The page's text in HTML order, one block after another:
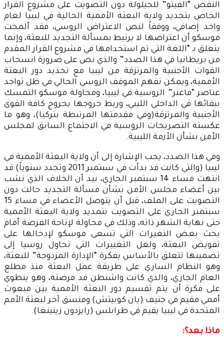
النقض “الفيتو” للحيلولة دون التصويت على مشروع القرار
الخاص بتجديد ولاية البعثة الأممية الحالية في ليبيا لعام
واحد إضافي، ووفقاً لنص الاعتراض الروسي، فقد ألمحت
موسكو أن اعتراضها لا يرتبط بمسألة التجديد للبعثة، وإنما
يتعلق بـ “اللغة التي تم استخدامها في مشروع القرار المقدم
من بريطانيا في هذا الصدد” والذي نص على ضرورة انسحاب
القوات الأجنبية والمرتزقة من ليبيا مع تحديد دور البعثة
الأممية، ويمكن تفهم الموقف الروسي الحالي في ظل تواجد
عناصر “فاغنر” الروسية في ليبيا، ومحاولة موسكو التمسك
ببقائها في الداخلي الليبي، وربط خروجها بخروج كافة القوى
الأجنبية والمرتزقة(وفي مقدمتها المرتبطة بتركيا)، وهو ما
عكسته التصريحات الروسية في الاجتماع السابق لمجلس
الأمن بشأن الأزمة الليبية.
وفي هذا الصدد، يجب الإشارة إلى أن ولاية البعثة الأممية في
ليبيا (والتي كانت قد بدأت في سبتمبر 2011 وتجدد سنوياً) قد
انتهت مساء 14 سبتمبر الجاري، بيد أن الخلاف الذي نشب
بين أعضاء مجلس الأمن بشأن مسألة التجديد حالت دون
التصويت على الملف، قبل أن يتوصل الأعضاء في مساء 15
سبتمبر الجاري على التصويت بتمديد ولاية البعثة الأممية
حتى نهاية الشهر ذاته، وذلك في محاولة لإتاحة الفرصة أمام
بحث بعض التغيرات التي تسعى موسكو لإدخالها على
تفويض البعثة، ولعل التغييرات التي تحاول روسيا إلى
تضمينها تتعلق بالأساس بفكرة “الإدارة المزدوجة” للبعثة،
وهو النظام الساري على طريقة عمل البعثة منذ مطلع
العام الجاري، والذي كانت واشنطن قد فرضته، وهو ينطوي
على فكرة أن يتم تقسيم دور البعثة الأممية بين مبعوث
أممي مقيم في جنيف (يان كوبيتش) ومنسق آخر لبعثة الأمم
المتحدة في ليبيا يقيم في طرابلس (رايزدون زينينغا).
ماذا بعد؟: